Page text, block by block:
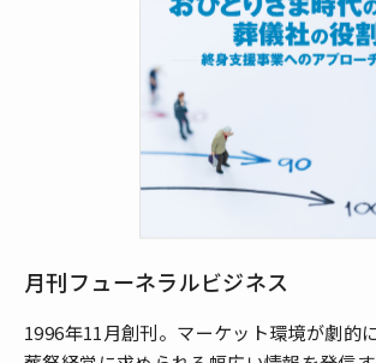
月刊フューネラルビジネス
1996年11月創刊。マーケット環境が劇的